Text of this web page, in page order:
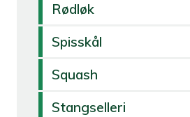
Rødløk
Spisskål
Squash
Stangselleri